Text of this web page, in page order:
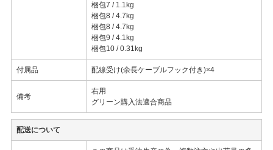
梱包7 / 1.1kg
梱包8 / 4.7kg
梱包8 / 4.7kg
梱包9 / 4.1kg
梱包10 / 0.31kg
付属品 配線受け(余長ケーブルフック付き)×4
備考
右用
グリーン購入法適合商品
配送について